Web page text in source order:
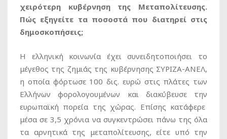
χειρότερη κυβέρνηση της Μεταπολίτευσης.
Πώς εξηγείτε τα ποσοστά που διατηρεί στις
δημοσκοπήσεις;
Η ελληνική κοινωνία έχει συνειδητοποιήσει το
μέγεθος της ζημιάς της κυβέρνησης ΣΥΡΙΖΑ-ΑΝΕΛ,
η οποία φόρτωσε 100 δις. ευρώ στις πλάτες των
Ελλήνων φορολογουμένων και διακύβευσε την
ευρωπαϊκή πορεία της χώρας. Επίσης κατάφερε
μέσα σε 3,5 χρόνια να συγκεντρώσει πάνω της όλα
τα αρνητικά της μεταπολίτευσης, είτε υπό την